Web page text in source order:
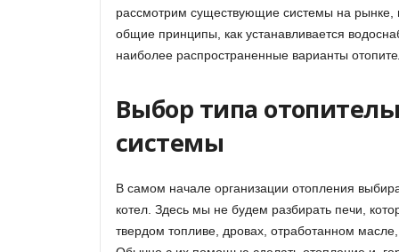
рассмотрим существующие системы на рынке,
общие принципы, как устанавливается
наиболее распространенные варианты
Выбор типа
системы
В самом начале организации отопления
котел. Здесь мы не будем разбирать печи,
твердом топливе, дровах, отработанном